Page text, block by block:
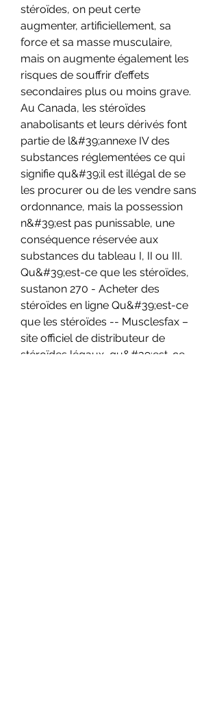
stéroïdes, on peut certe
augmenter, artificiellement, sa
force et sa masse musculaire,
mais on augmente également les
risques de souffrir d’effets
secondaires plus ou moins grave.
Au Canada, les stéroïdes
anabolisants et leurs dérivés font
partie de l&#39;annexe IV des
substances réglementées ce qui
signifie qu&#39;il est illégal de se
les procurer ou de les vendre sans
ordonnance, mais la possession
n&#39;est pas punissable, une
conséquence réservée aux
substances du tableau I, II ou III.
Qu&#39;est-ce que les stéroïdes,
sustanon 270 - Acheter des
stéroïdes en ligne Qu&#39;est-ce
que les stéroïdes -- Musclesfax –
site officiel de distributeur de
stéroïdes légaux, qu&#39;est-ce